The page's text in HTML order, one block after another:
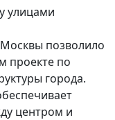
улицами
позволило
проекте по
города.
центром и